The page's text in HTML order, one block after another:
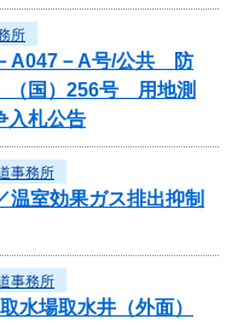
所
A047－A号/公共 防
（国）256号 用地測
入札公告
事務所
温室効果ガス排出抑制
事務所
水場取水井（外面）